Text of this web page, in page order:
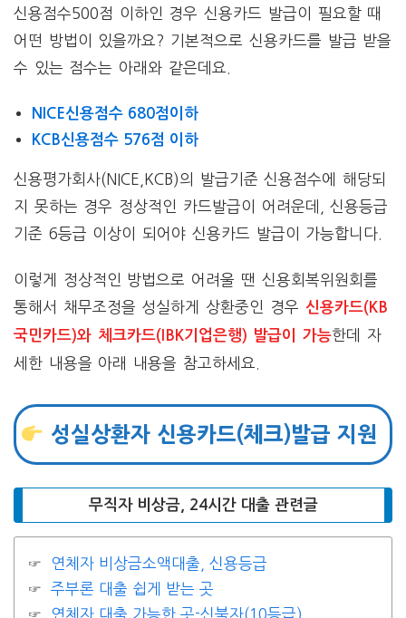
신용점수500점 이하인 경우 신용카드 발급이 필요할 때
어떤 방법이 있을까요? 기본적으로 신용카드를 발급 받을
수 있는 점수는 아래와 같은데요.
NICE신용점수 680점이하
KCB신용점수 576점 이하
신용평가회사(NICE,KCB)의 발급기준 신용점수에 해당되
지 못하는 경우 정상적인 카드발급이 어려운데, 신용등급
기준 6등급 이상이 되어야 신용카드 발급이 가능합니다.
이렇게 정상적인 방법으로 어려울 땐 신용회복위원회를
통해서 채무조정을 성실하게 상환중인 경우 신용카드(KB
국민카드)와 체크카드(IBK기업은행) 발급이 가능한데 자
세한 내용을 아래 내용을 참고하세요.
성실상환자 신용카드(체크)발급 지원
무직자 비상금, 24시간 대출 관련글
연체자 비상금소액대출, 신용등급
주부론 대출 쉽게 받는 곳
연체자 대출 가능한 곳-신불자(10등급)